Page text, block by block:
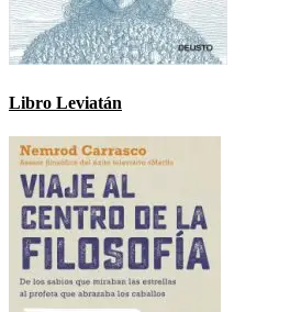
Libro Leviatán